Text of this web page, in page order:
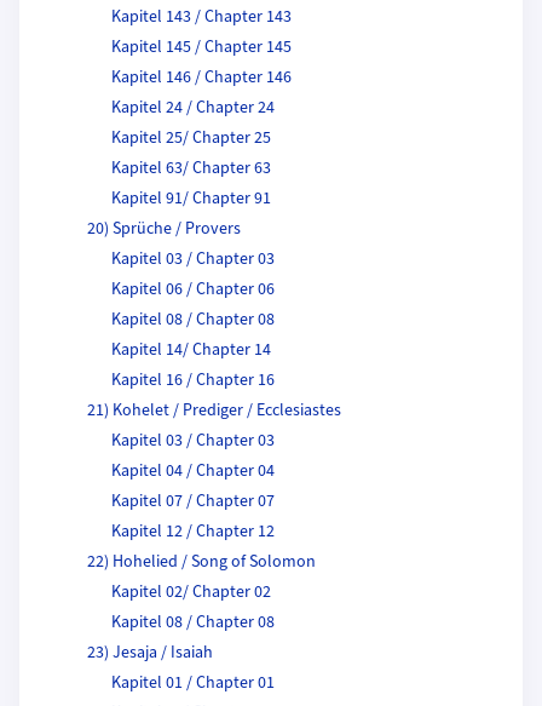
Kapitel 143 / Chapter 143
Kapitel 145 / Chapter 145
Kapitel 146 / Chapter 146
Kapitel 24 / Chapter 24
Kapitel 25/ Chapter 25
Kapitel 63/ Chapter 63
Kapitel 91/ Chapter 91
20) Sprüche / Provers
Kapitel 03 / Chapter 03
Kapitel 06 / Chapter 06
Kapitel 08 / Chapter 08
Kapitel 14/ Chapter 14
Kapitel 16 / Chapter 16
21) Kohelet / Prediger / Ecclesiastes
Kapitel 03 / Chapter 03
Kapitel 04 / Chapter 04
Kapitel 07 / Chapter 07
Kapitel 12 / Chapter 12
22) Hohelied / Song of Solomon
Kapitel 02/ Chapter 02
Kapitel 08 / Chapter 08
23) Jesaja / Isaiah
Kapitel 01 / Chapter 01